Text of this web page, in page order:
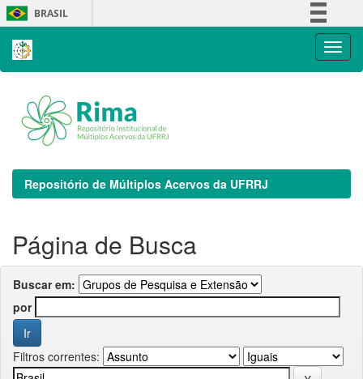
Skip
navigation
BRASIL
Repositório de Múltiplos Acervos da UFRRJ
Página de Busca
Buscar em:
por
Filtros correntes: